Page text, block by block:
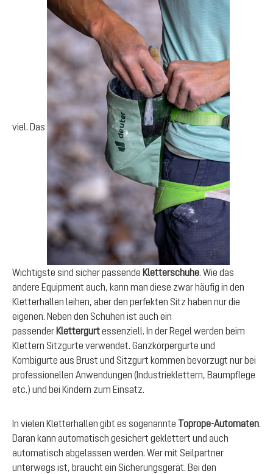
viel. Das
Wichtigste sind sicher passende Kletterschuhe. Wie das
andere Equipment auch, kann man diese zwar häufig in den
Kletterhallen leihen, aber den perfekten Sitz haben nur die
eigenen. Neben den Schuhen ist auch ein
passender Klettergurtessenziell. In der Regel werden beim
Klettern Sitzgurte verwendet. Ganzkörpergurte und
Kombigurte aus Brust und Sitzgurt kommen bevorzugt nur bei
professionellen Anwendungen (Industrieklettern, Baumpflege
etc.) und bei Kindern zum Einsatz.
In vielen Kletterhallen gibt es sogenannte Toprope-Automaten.
Daran kann automatisch gesichert geklettert und auch
automatisch abgelassen werden. Wer mit Seilpartner
unterwegs ist, braucht ein Sicherungsgerät. Bei den